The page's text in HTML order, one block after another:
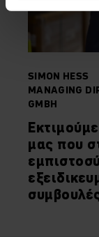
SIMON HESS
MANAGING
GMBH
μας που